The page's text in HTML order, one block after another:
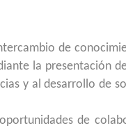
de
la presentación
y al desarrollo de
de